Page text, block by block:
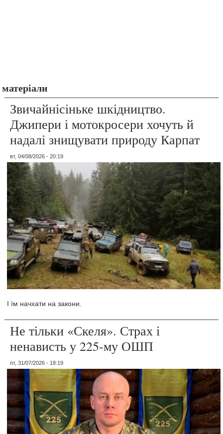
матеріали
Звичайнісіньке шкідництво.
Джипери і мотокросери хочуть й
надалі знищувати природу Карпат
вт, 04/08/2026 - 20:19
І їм начхати на закони.
Не тільки «Скеля». Страх і
ненависть у 225-му ОШП
пт, 31/07/2026 - 18:19